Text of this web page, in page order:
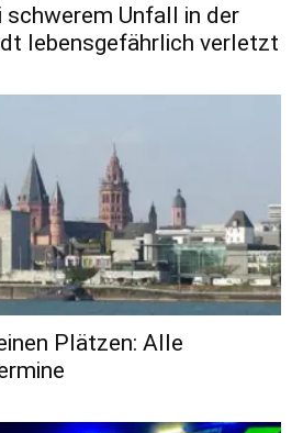
schwerem Unfall in der
lebensgefährlich verletzt
Plätzen: Alle